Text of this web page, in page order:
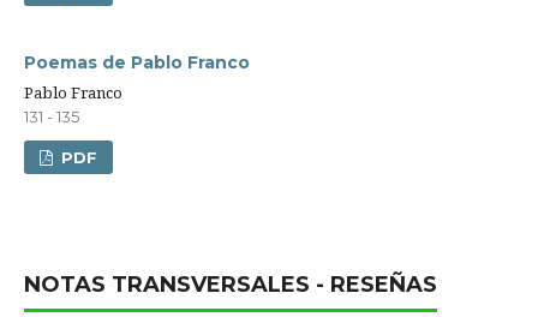
Poemas de Pablo Franco
Pablo Franco
131 - 135
PDF
NOTAS TRANSVERSALES - RESEÑAS